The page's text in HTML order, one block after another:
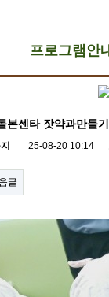
프로그램안
본센타 잣약과만들기
25-08-20 10:14
글